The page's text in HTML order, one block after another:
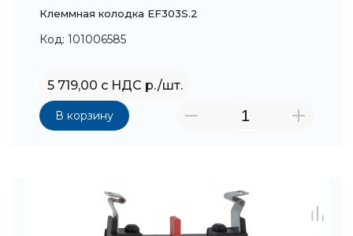
Клеммная колодка EF303S.2
Код: 101006585
5 719,00 с НДС р./шт.
В корзину